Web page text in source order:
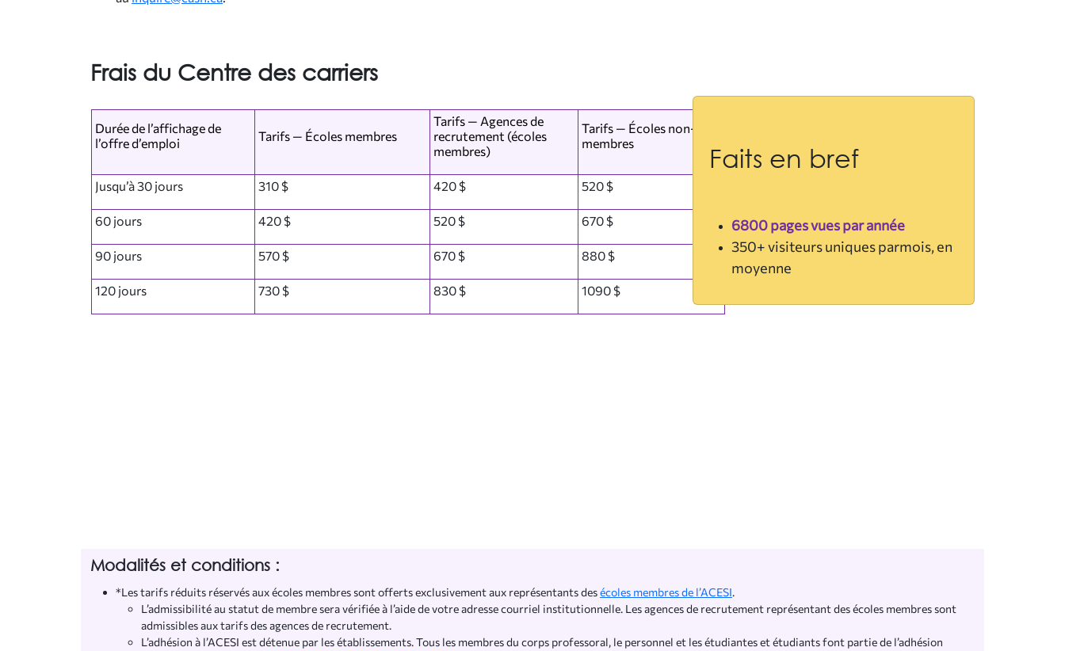
Frais du Centre des carriers
Durée de l’affichage de
l’offre d’emploi
Tarifs — Écoles membres
Tarifs — Agences de
recrutement (écoles
membres)
Tarifs — Écoles non-
membres
Jusqu’à 30 jours 310 $ 420 $ 520 $
60 jours 420 $ 520 $ 670 $
90 jours 570 $ 670 $ 880 $
120 jours 730 $ 830 $ 1090 $
Faits en bref
6800 pages vues par année
350+ visiteurs uniques parmois, en
moyenne
Modalités et conditions :
*Les tarifs réduits réservés aux écoles membres sont offerts exclusivement aux représentants desécoles membres de l’ACESI.
L’admissibilité au statut de membre sera vérifiée à l’aide de votre adresse courriel institutionnelle. Les agences de recrutement représentant des écoles membres sont
admissibles aux tarifs des agences de recrutement.
L’adhésion à l’ACESI est détenue par les établissements. Tous les membres du corps professoral, le personnel et les étudiantes et étudiants font partie de l’adhésion